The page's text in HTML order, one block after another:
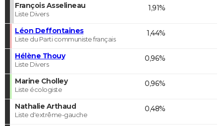
François Asselineau
Liste Divers
1,91%
Léon Deffontaines
Liste du Parti communiste français
1,44%
Hélène Thouy
Liste Divers
0,96%
Marine Cholley
Liste écologiste
0,96%
Nathalie Arthaud
Liste d'extrême-gauche
0,48%